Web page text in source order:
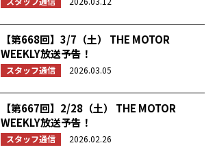
【第668回】3/7（土） THE MOTOR
WEEKLY放送予告！
スタッフ通信 2026.03.05
【第667回】2/28（土） THE MOTOR
WEEKLY放送予告！
スタッフ通信 2026.02.26